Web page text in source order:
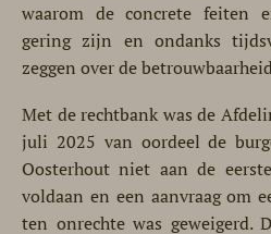
waarom de concrete feiten
gering zijn en ondanks
zeggen over de
Met de rechtbank was de
juli 2025 van oordeel de
Oosterhout niet aan de
voldaan en een aanvraag om
ten onrechte was geweigerd.